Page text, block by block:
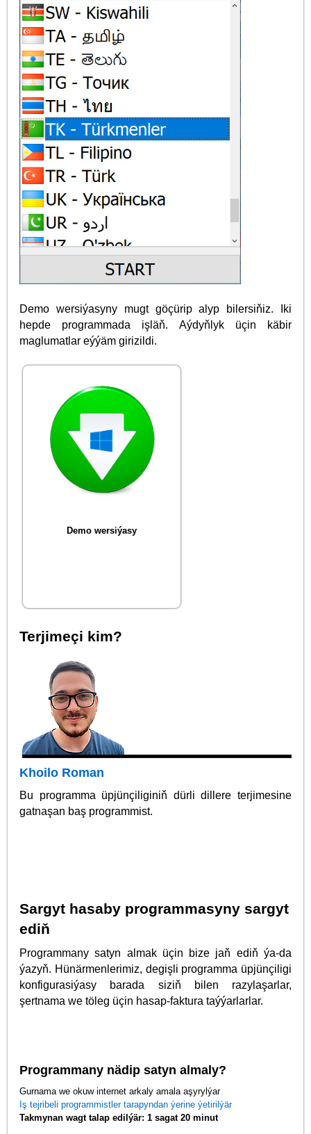
Demo wersiýasyny mugt göçürip alyp bilersiňiz. Iki
hepde programmada işläň. Aýdyňlyk üçin käbir
maglumatlar eýýäm girizildi.
Demo wersiýasy
Terjimeçi kim?
Khoilo Roman
Bu programma üpjünçiliginiň dürli dillere terjimesine
gatnaşan baş programmist.
Sargyt hasaby programmasyny sargyt
ediň
Programmany satyn almak üçin bize jaň ediň ýa-da
ýazyň. Hünärmenlerimiz, degişli programma üpjünçiligi
konfigurasiýasy barada siziň bilen razylaşarlar,
şertnama we töleg üçin hasap-faktura taýýarlarlar.
Programmany nädip satyn almaly?
Gurnama we okuw internet arkaly amala aşyrylýar
Iş tejribeli programmistler tarapyndan ýerine ýetirilýär
Takmynan wagt talap edilýär: 1 sagat 20 minut